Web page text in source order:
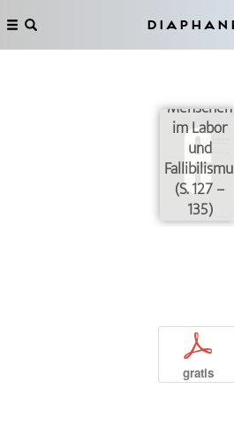
Menschen
im Labor
und
(S. 127 –
135)
p
gratis